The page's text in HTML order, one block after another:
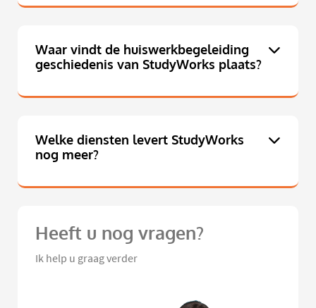
Waar vindt de huiswerkbegeleiding
geschiedenis van StudyWorks plaats?
Welke diensten levert StudyWorks
nog meer?
Heeft u nog vragen?
Ik help u graag verder